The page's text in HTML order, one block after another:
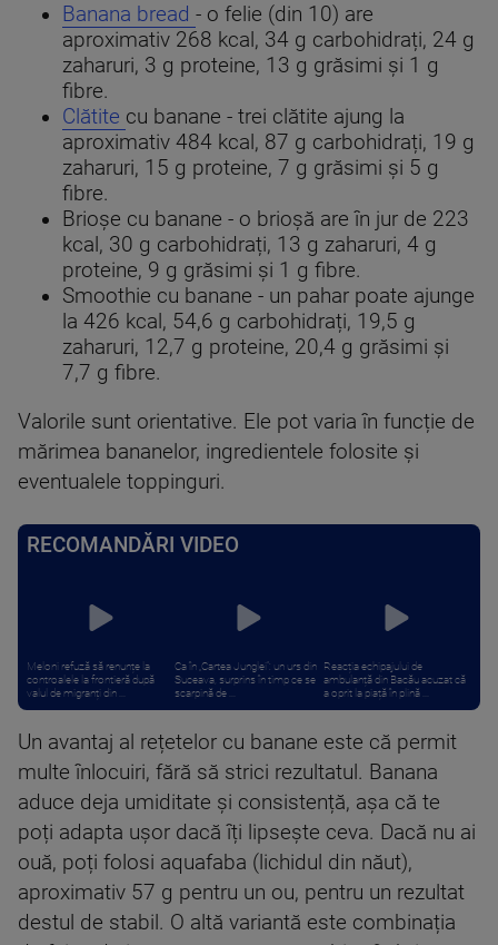
Banana bread - o felie (din 10) are
aproximativ 268 kcal, 34 g carbohidrați, 24 g
zaharuri, 3 g proteine, 13 g grăsimi și 1 g
fibre.
Clătite cu banane - trei clătite ajung la
aproximativ 484 kcal, 87 g carbohidrați, 19 g
zaharuri, 15 g proteine, 7 g grăsimi și 5 g
fibre.
Brioșe cu banane - o brioșă are în jur de 223
kcal, 30 g carbohidrați, 13 g zaharuri, 4 g
proteine, 9 g grăsimi și 1 g fibre.
Smoothie cu banane - un pahar poate ajunge
la 426 kcal, 54,6 g carbohidrați, 19,5 g
zaharuri, 12,7 g proteine, 20,4 g grăsimi și
7,7 g fibre.
Valorile sunt orientative. Ele pot varia în funcție de
mărimea bananelor, ingredientele folosite și
eventualele toppinguri.
RECOMANDĂRI VIDEO
Meloni refuză să renunțe la
controalele la frontieră după
valul de migranți din ...
Ca în „Cartea Junglei”: un urs din
Suceava, surprins în timp ce se
scarpină de ...
Reacția echipajului de
ambulanță din Bacău acuzat că
a oprit la piață în plină ...
Un avantaj al rețetelor cu banane este că permit
multe înlocuiri, fără să strici rezultatul. Banana
aduce deja umiditate și consistență, așa că te
poți adapta ușor dacă îți lipsește ceva. Dacă nu ai
ouă, poți folosi aquafaba (lichidul din năut),
aproximativ 57 g pentru un ou, pentru un rezultat
destul de stabil. O altă variantă este combinația